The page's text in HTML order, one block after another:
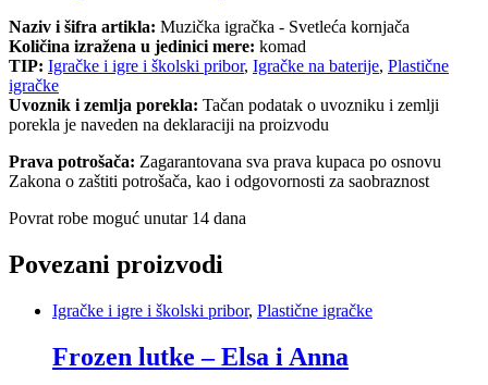
Naziv i šifra artikla: Muzička igračka - Svetleća kornjača
Količina izražena u jedinici mere: komad
TIP: Igračke i igre i školski pribor, Igračke na baterije, Plastične
igračke
Uvoznik i zemlja porekla: Tačan podatak o uvozniku i zemlji
porekla je naveden na deklaraciji na proizvodu
Prava potrošača: Zagarantovana sva prava kupaca po osnovu
Zakona o zaštiti potrošača, kao i odgovornosti za saobraznost
Povrat robe moguć unutar 14 dana
Povezani proizvodi
Igračke i igre i školski pribor, Plastične igračke
Frozen lutke – Elsa i Anna